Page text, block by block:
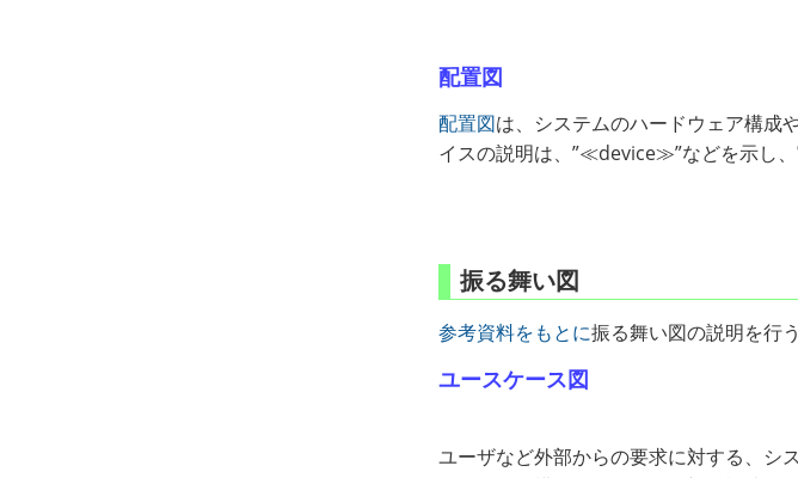
配置図
配置図は、システムのハードウェア構成
イスの説明は、”≪device≫”などを示し
振る舞い図
参考資料をもとに振る舞い図の説明を行う
ユースケース図
ユーザなど外部からの要求に対する、シ